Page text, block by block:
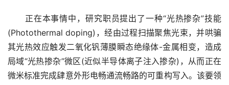
正在本事情中，研究职员提出了一种“光热掺杂”技能
(Photothermal doping)，经由过程扫描聚焦光束，并哄骗
其光热效应触发二氧化钒薄膜瞬态绝缘体-金属相变，造成
局域“光热掺杂”微区(近似半导体离子注入掺杂)，从而正在
微米标准完成肆意外形电畅通流畅路的可重构写入。该要领